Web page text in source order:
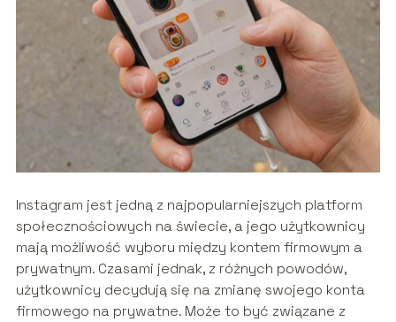
Instagram jest jedną z najpopularniejszych platform
społecznościowych na świecie, a jego użytkownicy
mają możliwość wyboru między kontem firmowym a
prywatnym. Czasami jednak, z różnych powodów,
użytkownicy decydują się na zmianę swojego konta
firmowego na prywatne. Może to być związane z